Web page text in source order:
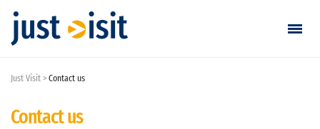
Just Visit Contact us
Contact us